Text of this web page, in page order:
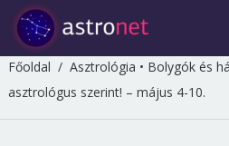
Főoldal / Asztrológia • Bolygók és
asztrológus szerint! – május 4-10.